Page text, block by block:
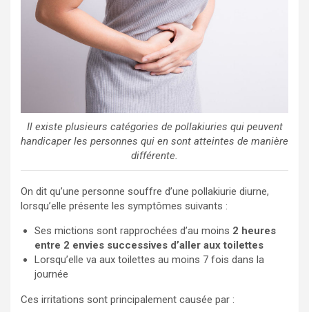
Il existe plusieurs catégories de pollakiuries qui peuvent
handicaper les personnes qui en sont atteintes de manière
différente.
On dit qu’une personne souffre d’une pollakiurie diurne,
lorsqu’elle présente les symptômes suivants :
Ses mictions sont rapprochées d’au moins 2 heures
entre 2 envies successives d’aller aux toilettes
Lorsqu’elle va aux toilettes au moins 7 fois dans la
journée
Ces irritations sont principalement causée par :